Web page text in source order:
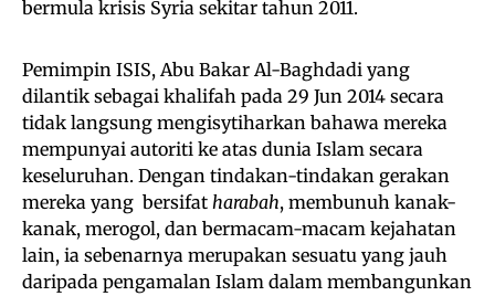
bermula krisis Syria sekitar tahun 2011.
Pemimpin ISIS, Abu Bakar Al-Baghdadi yang
dilantik sebagai khalifah pada 29 Jun 2014 secara
tidak langsung mengisytiharkan bahawa mereka
mempunyai autoriti ke atas dunia Islam secara
keseluruhan. Dengan tindakan-tindakan gerakan
mereka yang bersifat harabah, membunuh kanak-
kanak, merogol, dan bermacam-macam kejahatan
lain, ia sebenarnya merupakan sesuatu yang jauh
daripada pengamalan Islam dalam membangunkan